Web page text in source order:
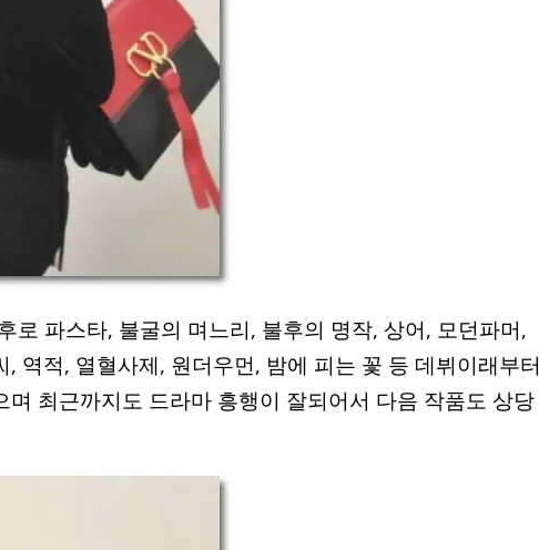
로 파스타, 불굴의 며느리, 불후의 명작, 상어, 모던파머,
역적, 열혈사제, 원더우먼, 밤에 피는 꽃 등 데뷔이래부터
최근까지도 드라마 흥행이 잘되어서 다음 작품도 상당